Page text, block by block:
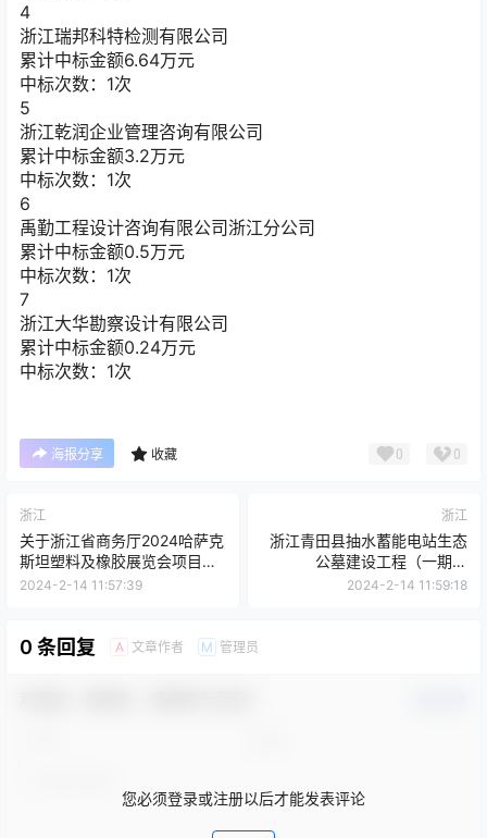
4
浙江瑞邦科特检测有限公司
累计中标金额6.64万元
中标次数：1次
5
浙江乾润企业管理咨询有限公司
累计中标金额3.2万元
中标次数：1次
6
禹勤工程设计咨询有限公司浙江分公司
累计中标金额0.5万元
中标次数：1次
7
浙江大华勘察设计有限公司
累计中标金额0.24万元
中标次数：1次
海报分享 收藏 0 0
浙江
关于浙江省商务厅2024哈萨克
斯坦塑料及橡胶展览会项目的
竞争性磋商公告[华诚工程咨询
2024-2-14 11:57:39
浙江
浙江青田县抽水蓄能电站生态
公墓建设工程（一期）
[A331101116001445000100
2024-2-14 11:59:18
0 条回复 A 文章作者 M 管理员
您必须登录或注册以后才能发表评论